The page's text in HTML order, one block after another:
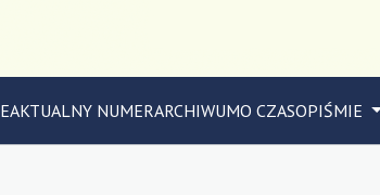
AKTUALNY NUMERARCHIWUMO CZASOPIŚMIE